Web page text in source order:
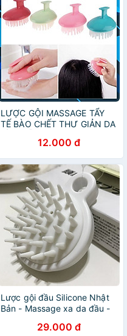
LƯỢC GỘI MASSAGE TẨY
TẾ BÀO CHẾT THƯ GIẢN DA
MỌC TÓC12.000 đ
Lược gội đầu Silicone Nhật
Bản - Massage xa da đầu -
29.000 đ